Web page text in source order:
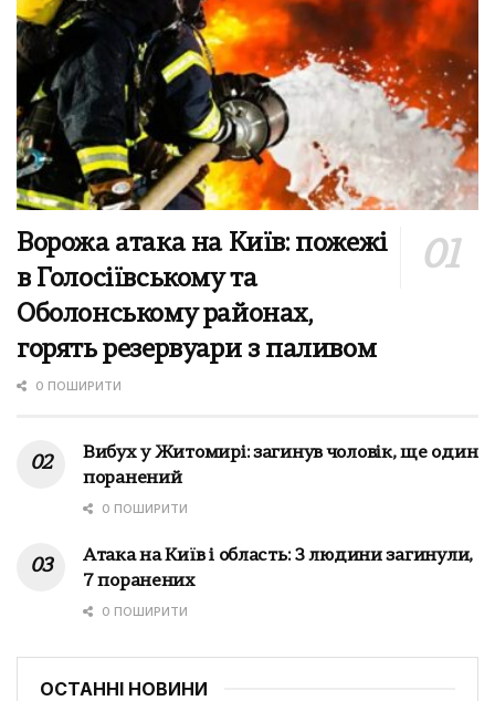
Ворожа атака на Київ: пожежі
в Голосіївському та
Оболонському районах,
горять резервуари з паливом
0 ПОШИРИТИ
Вибух у Житомирі: загинув чоловік, ще один
поранений
0 ПОШИРИТИ
Атака на Київ і область: 3 людини загинули,
7 поранених
0 ПОШИРИТИ
ОСТАННІ НОВИНИ